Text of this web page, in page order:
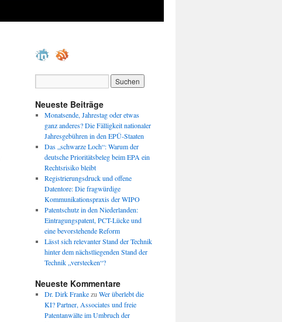
Neueste Beiträge
Monatsende, Jahrestag oder etwas
ganz anderes? Die Fälligkeit nationaler
Jahresgebühren in den EPÜ-Staaten
Das „schwarze Loch“: Warum der
deutsche Prioritätsbeleg beim EPA ein
Rechtsrisiko bleibt
Registrierungsdruck und offene
Datentore: Die fragwürdige
Kommunikationspraxis der WIPO
Patentschutz in den Niederlanden:
Eintragungspatent, PCT-Lücke und
eine bevorstehende Reform
Lässt sich relevanter Stand der Technik
hinter dem nächstliegenden Stand der
Technik „verstecken“?
Neueste Kommentare
Dr. Dirk Frankezu Wer überlebt die
KI? Partner, Associates und freie
Patentanwälte im Umbruch der